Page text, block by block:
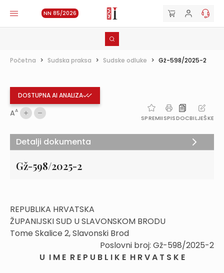
NN 85/2026
Početna > Sudska praksa > Sudske odluke > Gž-598/2025-2
DOSTUPNA AI ANALIZA
AA
SPREMIISPISDOCBILJEŠKE
Gž-598/2025-2
REPUBLIKA HRVATSKA
ŽUPANIJSKI SUD U SLAVONSKOM BRODU
Tome Skalice 2, Slavonski Brod
Poslovni broj: Gž-598/2025-2
U I M E R E P U B L I K E H R V A T S K E
Detalji dokumenta